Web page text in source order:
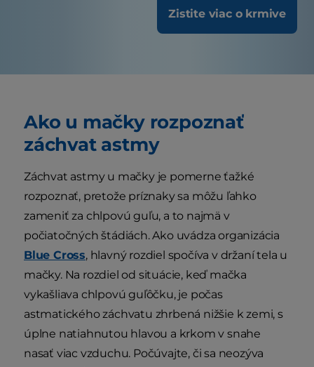
Zistite viac o krmive
Ako u mačky rozpoznať
záchvat astmy
Záchvat astmy u mačky je pomerne ťažké
rozpoznať, pretože príznaky sa môžu ľahko
zameniť za chlpovú guľu, a to najmä v
počiatočných štádiách. Ako uvádza organizácia
Blue Cross, hlavný rozdiel spočíva v držaní tela u
mačky. Na rozdiel od situácie, keď mačka
vykašliava chlpovú guľôčku, je počas
astmatického záchvatu zhrbená nižšie k zemi, s
úplne natiahnutou hlavou a krkom v snahe
nasať viac vzduchu. Počúvajte, či sa neozýva